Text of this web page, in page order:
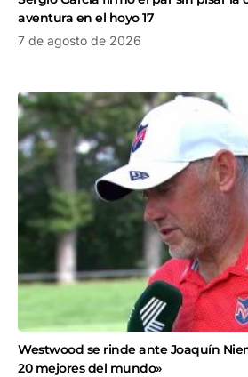
aventura en el hoyo 17
7 de agosto de 2026
Westwood se rinde ante Joaquín
20 mejores del mundo»